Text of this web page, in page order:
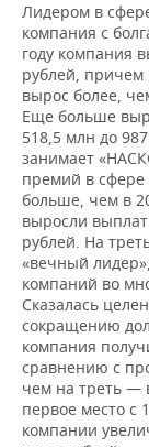
Лидером в
компания с
году компания
рублей, причем
вырос более,
Еще больше
518,5 млн до
занимает
премий в сфере
больше, чем в
выросли
рублей. На
«вечный
компаний во
Сказалась
сокращению
компания
сравнению с
чем на треть —
первое место с
компании